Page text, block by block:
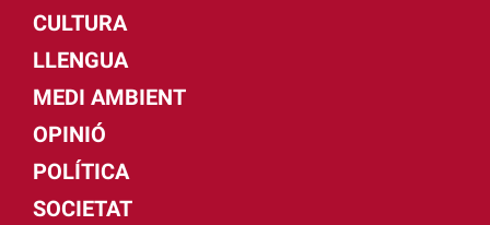
CULTURA
LLENGUA
MEDI AMBIENT
OPINIÓ
POLÍTICA
SOCIETAT